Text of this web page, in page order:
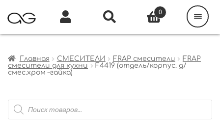
Главная СМЕСИТЕЛИ FRAP смесители
FRAP
смесители для кухни
F4419 (отдель/корпус. д/
смес.хром –гайка)
Поиск
товаров
0